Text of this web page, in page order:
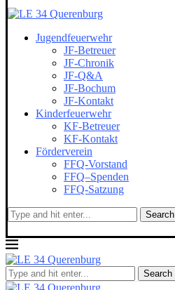
Jugendfeuerwehr
JF-Betreuer
JF-Chronik
JF-Q&A
JF-Bochum
JF-Kontakt
Kinderfeuerwehr
KF-Betreuer
KF-Kontakt
Förderverein
FFQ-Vorstand
FFQ–Spenden
FFQ-Satzung
Search
Search